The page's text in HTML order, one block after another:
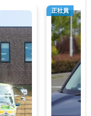
正社員